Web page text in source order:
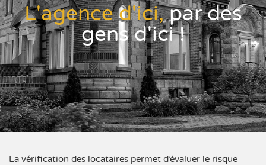
L'agence d'ici,par des
gens d'ici !
La vérification des locataires permet d’évaluer le risque